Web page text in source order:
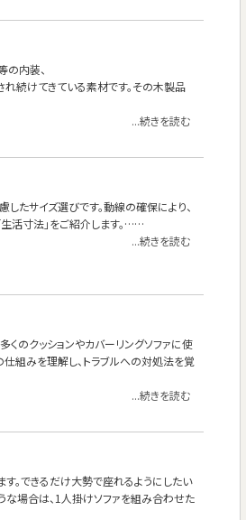
内装、
れ続けてきている素材です。その木製品
...続きを読む
たサイズ選びです。動線の確保により、
生活寸法」をご紹介します。……
...続きを読む
くのクッションやカバーリングソファに使
組みを理解し、トラブルへの対処法を覚
...続きを読む
す。できるだけ大勢で座れるようにしたい
な場合は、1人掛けソファを組み合わせた